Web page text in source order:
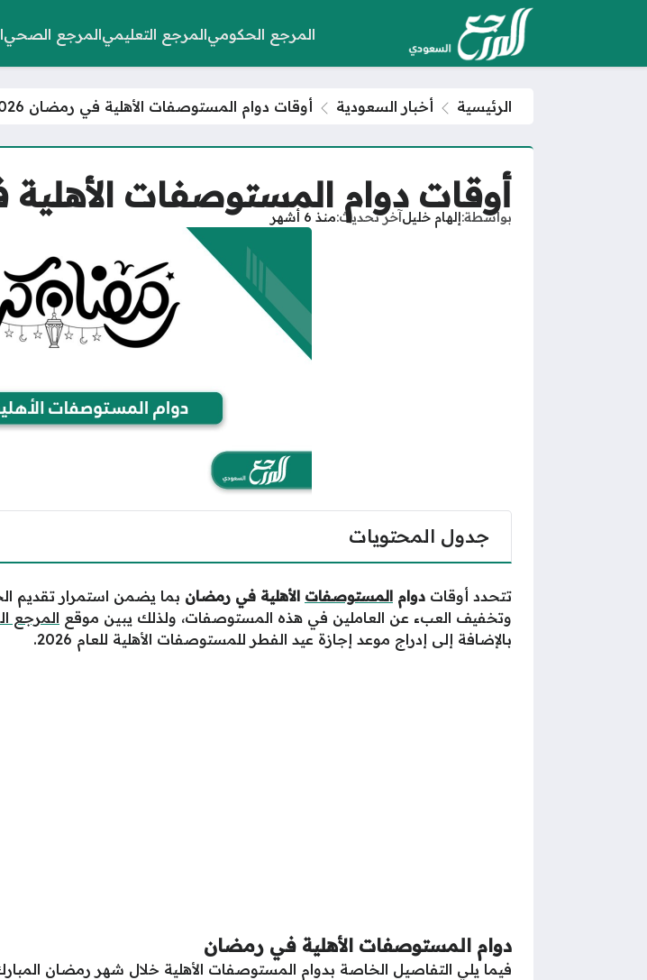
المرجع الحكوميالمرجع التعليميالمرجع الصحي
الرئيسية أخبار السعودية أوقات دوام المستوصفات الأهلية في رمضان 2026 – 1447
أوقات دوام المستوصفات الأهلية في
بواسطة إلهام خليلآخر تحديث منذ 6 أشهر
جدول المحتويات
تتحدد أوقات دوام المستوصفات الأهلية في رمضان بما يضمن استمرار تقديم
وتخفيف العبء عن العاملين في هذه المستوصفات، ولذلك يبين موقع المرجع
بالإضافة إلى إدراج موعد إجازة عيد الفطر للمستوصفات الأهلية للعام 2026.
دوام المستوصفات الأهلية في رمضان
فيما يلي التفاصيل الخاصة بدوام المستوصفات الأهلية خلال شهر رمضان